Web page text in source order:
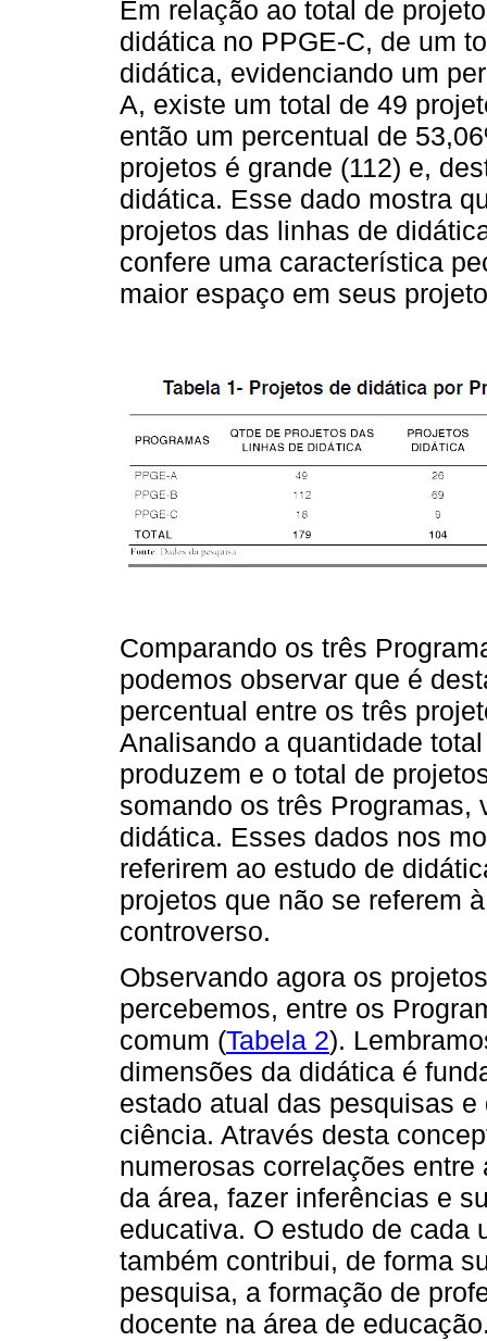
Em relação ao total de
didática no PPGE-C, de um
didática, evidenciando um
A, existe um total de 49
então um percentual de
projetos é grande (112) e,
didática. Esse dado mostra
projetos das linhas de
confere uma característica
maior espaço em seus
Comparando os três
podemos observar que é
percentual entre os três
Analisando a quantidade
produzem e o total de
somando os três Programas,
didática. Esses dados nos
referirem ao estudo de
projetos que não se referem
controverso.
Observando agora os
percebemos, entre os
comum (Tabela 2).
dimensões da didática é
estado atual das pesquisas
ciência. Através desta
numerosas correlações
da área, fazer inferências e
educativa. O estudo de cada
também contribui, de forma
pesquisa, a formação de
docente na área de